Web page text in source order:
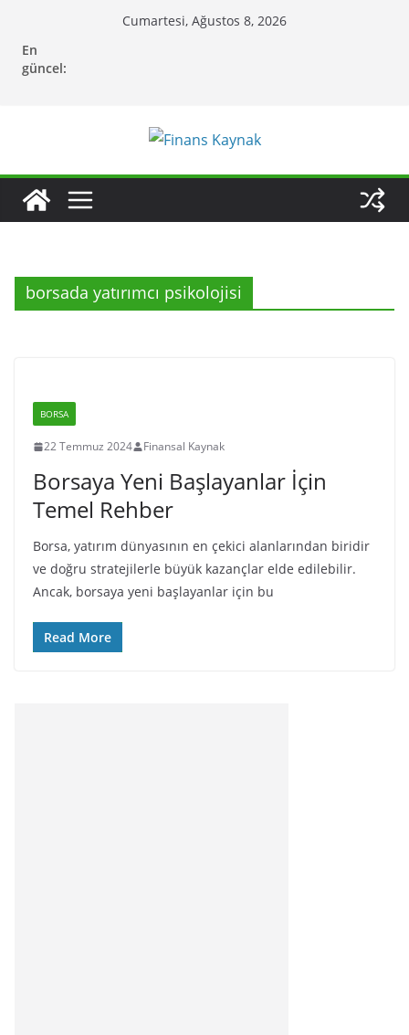
content
Cumartesi, Ağustos 8, 2026
En
güncel:
borsada yatırımcı psikolojisi
BORSA
22 Temmuz 2024 Finansal Kaynak
Borsaya Yeni Başlayanlar İçin
Temel Rehber
Borsa, yatırım dünyasının en çekici alanlarından biridir
ve doğru stratejilerle büyük kazançlar elde edilebilir.
Ancak, borsaya yeni başlayanlar için bu
Read More